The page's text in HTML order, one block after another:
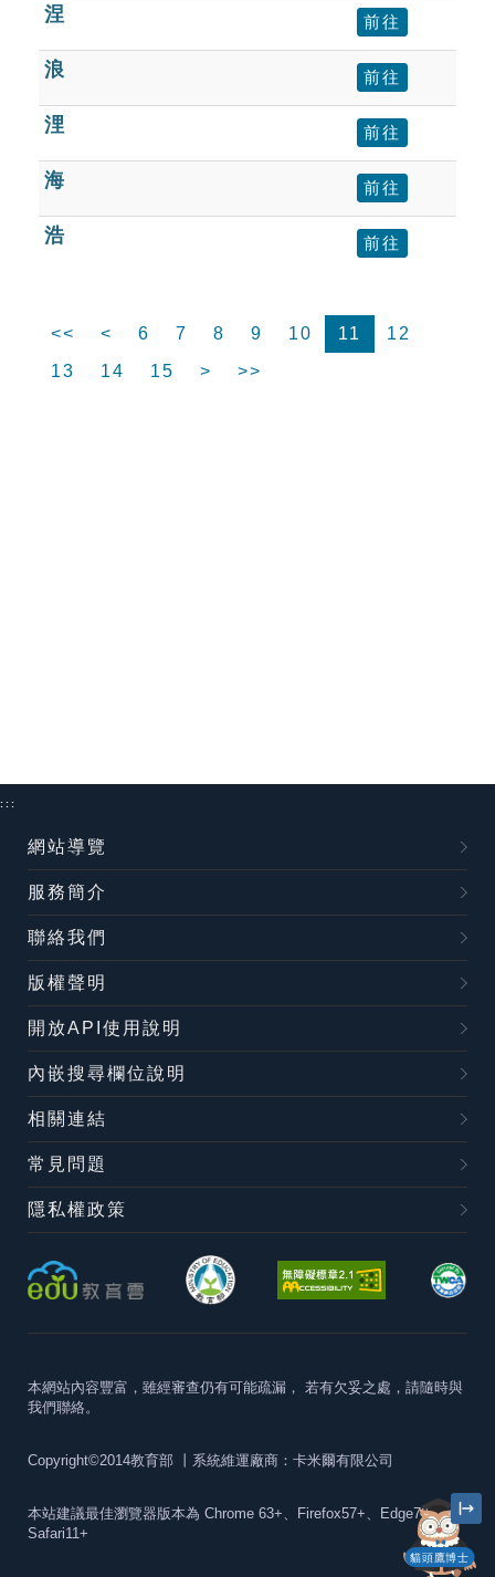
涅 前往
浪 前往
浬 前往
海 前往
浩 前往
<< < 6 7 8 9 10 11
12
13
14 15 > >>
貓頭鷹博士
:::
網站導覽
服務簡介
聯絡我們
版權聲明
開放API使用說明
內嵌搜尋欄位說明
相關連結
常見問題
隱私權政策
本網站內容豐富，雖經審查仍有可能疏漏， 若有欠妥之處，請隨時與
我們聯絡。
Copyright©2014教育部 丨系統維運廠商：卡米爾有限公司
本站建議最佳瀏覽器版本為 Chrome 63+、Firefox57+、Edge79+及
Safari11+